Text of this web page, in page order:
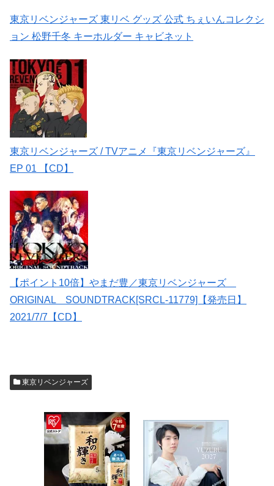
東京リベンジャーズ 東リベ グッズ 公式 ちぇいんコレクシ
ョン 松野千冬 キーホルダー キャビネット
東京リベンジャーズ / TVアニメ『東京リベンジャーズ』
EP 01 【CD】
【ポイント10倍】やまだ豊／東京リベンジャーズ
ORIGINAL SOUNDTRACK[SRCL-11779]【発売日】
2021/7/7【CD】
東京リベンジャーズ